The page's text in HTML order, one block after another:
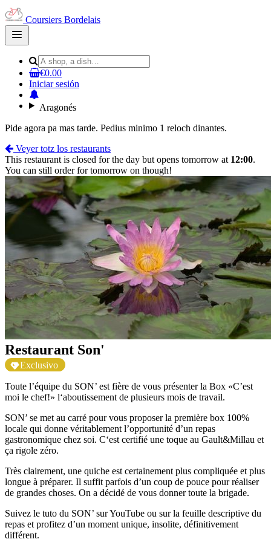
Coursiers Bordelais
Open
main
€0.00
Iniciar sesión
Aragonés
Pide agora pa mas tarde. Pedius minimo 1 reloch dinantes.
Veyer totz los restaurants
This restaurant is closed for the day but opens tomorrow at 12:00.
You can still order for tomorrow on though!
Restaurant Son'
Exclusivo
Toute l’équipe du SON’ est fière de vous présenter la Box «C’est
moi le chef!» l‘aboutissement de plusieurs mois de travail.
SON’ se met au carré pour vous proposer la première box 100%
locale qui donne véritablement l’opportunité d’un repas
gastronomique chez soi. C‘est certifié une toque au Gault&Millau et
ça rigole zéro.
Très clairement, une quiche est certainement plus compliquée et plus
longue à préparer. Il suffit parfois d’un coup de pouce pour réaliser
de grandes choses. On a décidé de vous donner toute la brigade.
Suivez le tuto du SON’ sur YouTube ou sur la feuille descriptive du
repas et profitez d’un moment unique, insolite, définitivement
différent.